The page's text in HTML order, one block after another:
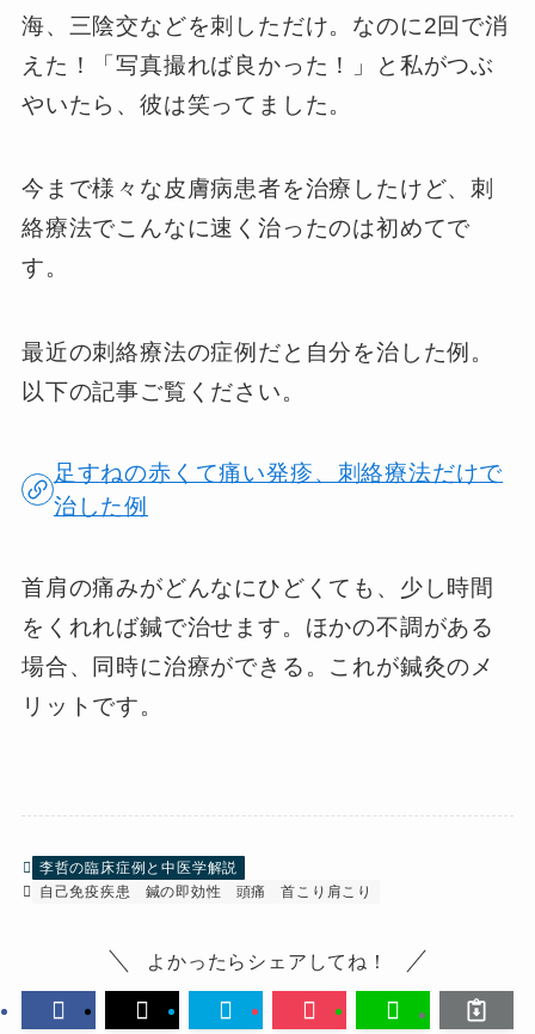
海、三陰交などを刺しただけ。なのに2回で消
えた！「写真撮れば良かった！」と私がつぶ
やいたら、彼は笑ってました。
今まで様々な皮膚病患者を治療したけど、刺
絡療法でこんなに速く治ったのは初めてで
す。
最近の刺絡療法の症例だと自分を治した例。
以下の記事ご覧ください。
足すねの赤くて痛い発疹、刺絡療法だけで
治した例
首肩の痛みがどんなにひどくても、少し時間
をくれれば鍼で治せます。ほかの不調がある
場合、同時に治療ができる。これが鍼灸のメ
リットです。
李哲の臨床症例と中医学解説
自己免疫疾患
鍼の即効性 頭痛 首こり肩こり
よかったらシェアしてね！